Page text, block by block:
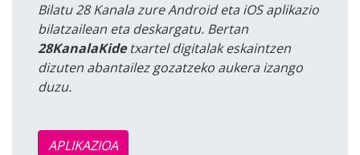
Bilatu 28 Kanala zure Android eta iOS aplikazio
bilatzailean eta deskargatu. Bertan
28KanalaKidetxartel digitalak eskaintzen
dizuten abantailez gozatzeko aukera izango
duzu.
APLIKAZIOA